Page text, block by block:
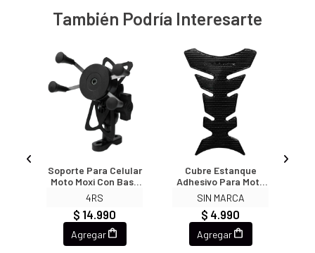
También Podría Interesarte
Soporte Para Celular
Moto Moxi Con Base
Para Espejo O
Volante Tipo X
4RS
$ 14.990
Agregar
Cubre Estanque
Adhesivo Para Moto
3296
SIN MARCA
$ 4.990
Agregar